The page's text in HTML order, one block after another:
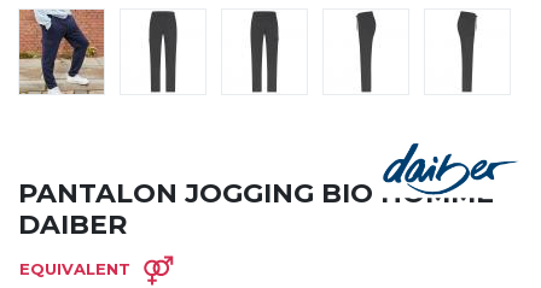
MARQUES & CERTIFICATS
TECHNIQUES MARQUAGE
BLOG
PANTALON JOGGING BIO HOMME
DAIBER
EQUIVALENT